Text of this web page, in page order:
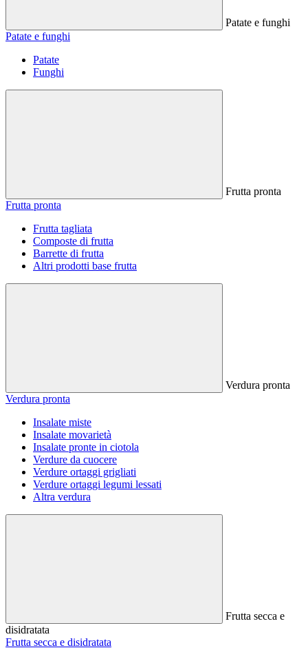
Patate e funghi
Patate e funghi
Patate
Funghi
Frutta pronta
Frutta pronta
Frutta tagliata
Composte di frutta
Barrette di frutta
Altri prodotti base frutta
Verdura pronta
Verdura pronta
Insalate miste
Insalate movarietà
Insalate pronte in ciotola
Verdure da cuocere
Verdure ortaggi grigliati
Verdure ortaggi legumi lessati
Altra verdura
Frutta secca e
disidratata
Frutta secca e disidratata